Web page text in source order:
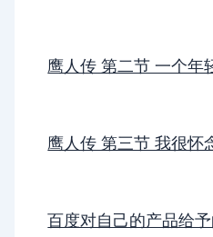
鹰人传 第二节 一个年
鹰人传 第三节 我很怀
百度对自己的产品给